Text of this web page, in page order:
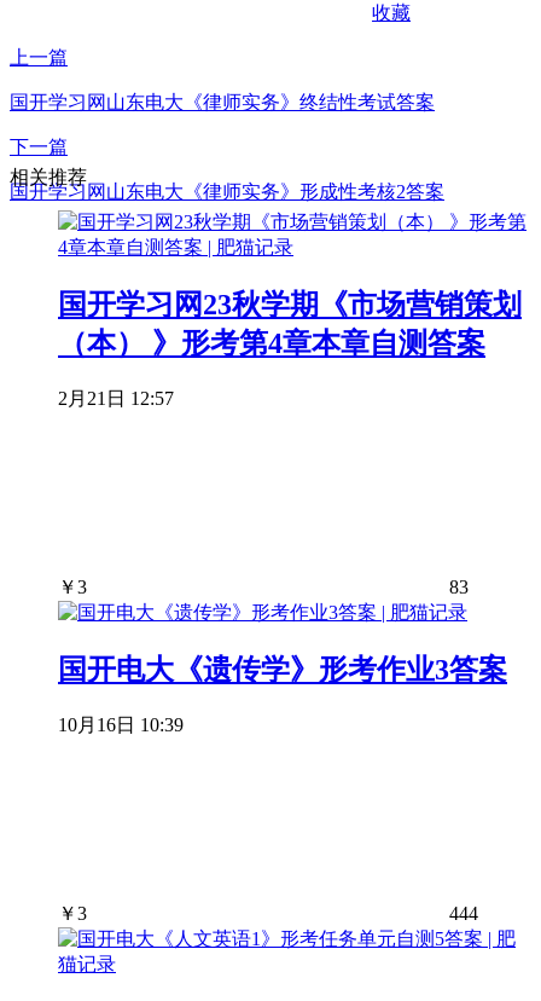
收藏
上一篇
国开学习网山东电大《律师实务》终结性考试答案
下一篇
国开学习网山东电大《律师实务》形成性考核2答案
相关推荐
国开学习网23秋学期《市场营销策划
（本） 》形考第4章本章自测答案
2月21日 12:57
￥3 83
国开电大《遗传学》形考作业3答案
10月16日 10:39
￥3 444